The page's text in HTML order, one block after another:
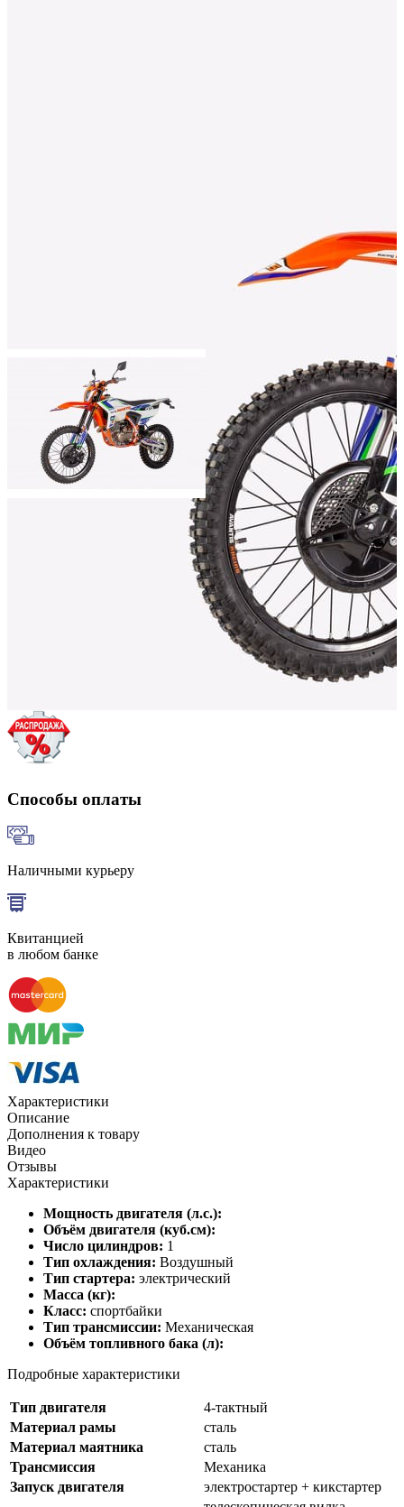
Мощность двигателя (л.с.):
Объём двигателя (куб.см):
Воздушный
электрический
Способы оплаты
Наличными курьеру
Квитанцией
в любом банке
Характеристики
Описание
Дополнения к товару
Видео
Отзывы
Характеристики
Мощность двигателя (л.с.):
Объём двигателя (куб.см):
Число цилиндров: 1
Тип охлаждения: Воздушный
Тип стартера: электрический
Масса (кг):
Класс: спортбайки
Тип трансмиссии: Механическая
Объём топливного бака (л):
Подробные характеристики
Тип двигателя
4-тактный
Материал рамы
сталь
Материал маятника
сталь
Трансмиссия
Механика
Запуск двигателя
электростартер + кикстартер